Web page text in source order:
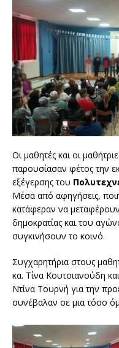
Οι μαθητές και οι
παρουσίασαν φέτος την
εξέγερσης του
Μέσα από αφηγήσεις,
κατάφεραν να
δημοκρατίας και του
συγκινήσουν το κοινό.
Συγχαρητήρια στους
κα. Τίνα Κουτσιανούδη
Ντίνα Τουρνή για την
συνέβαλαν σε μια τόσο